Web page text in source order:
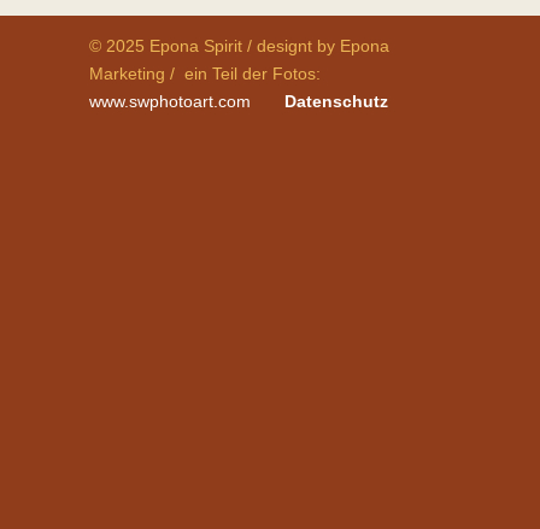
© 2025 Epona Spirit / designt by Epona
Marketing / ein Teil der Fotos:
www.swphotoart.com
Datenschutz